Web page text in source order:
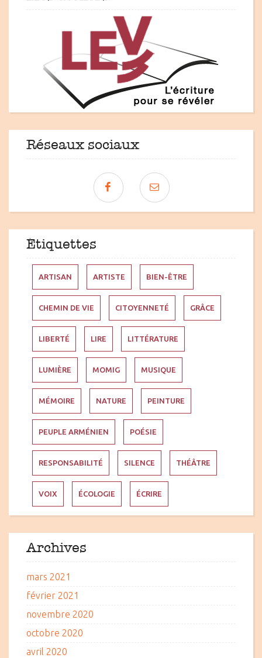
Réseaux sociaux
Étiquettes
ARTISAN ARTISTE BIEN-ÊTRE
CHEMIN DE VIE CITOYENNETÉ GRÂCE
LIBERTÉ LIRE LITTÉRATURE
LUMIÈRE MOMIG MUSIQUE
MÉMOIRE NATURE PEINTURE
PEUPLE ARMÉNIEN POÉSIE
RESPONSABILITÉ SILENCE THÉÂTRE
VOIX ÉCOLOGIE ÉCRIRE
Archives
mars 2021
février 2021
novembre 2020
octobre 2020
avril 2020